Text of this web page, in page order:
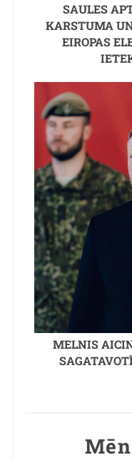
SAULES
KARSTUMA
EIROPAS
MELNIS